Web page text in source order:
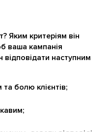
Яким критеріям він
ваша кампанія
наступним
болю клієнтів;